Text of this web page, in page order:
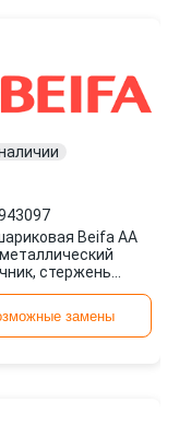
Beifa АА
стержень
замены